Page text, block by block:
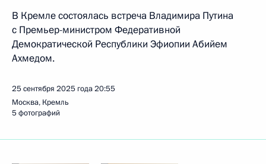
В Кремле состоялась встреча Владимира Путина
с Премьер-министром Федеративной
Демократической Республики Эфиопии Абийем
Ахмедом.
25 сентября 2025 года20:55
Москва, Кремль
5 фотографий